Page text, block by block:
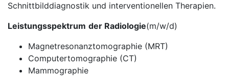
Schnittbilddiagnostik und interventionellen Therapien.
Leistungsspektrum der Radiologie(m/w/d)
Magnetresonanztomographie (MRT)
Computertomographie (CT)
Mammographie